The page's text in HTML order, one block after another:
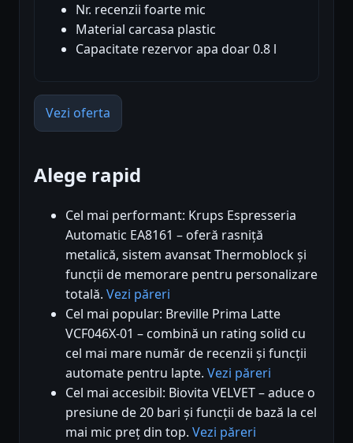
Nr. recenzii foarte mic
Material carcasa plastic
Capacitate rezervor apa doar 0.8 l
Vezi oferta
Alege rapid
Cel mai performant: Krups Espresseria
Automatic EA8161 – oferă rasniță
metalică, sistem avansat Thermoblock și
funcții de memorare pentru personalizare
totală. Vezi păreri
Cel mai popular: Breville Prima Latte
VCF046X-01 – combină un rating solid cu
cel mai mare număr de recenzii și funcții
automate pentru lapte. Vezi păreri
Cel mai accesibil: Biovita VELVET – aduce o
presiune de 20 bari și funcții de bază la cel
mai mic preț din top. Vezi păreri